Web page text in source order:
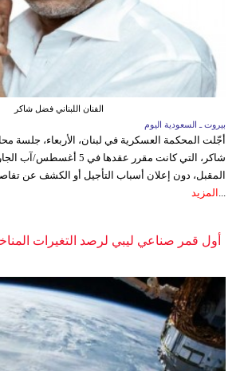
الفنان اللبناني فضل شاكر
بيروت ـ السعودية اليوم
أجّلت المحكمة العسكرية في لبنان، الأربعاء، جلسة
المقبل، دون إعلان أسباب التأجيل أو الكشف عن
... المزيد
أول قمر صناعي ليبي لرصد التغيرات